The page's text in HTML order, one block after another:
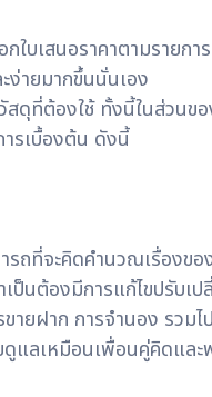
ใบเสนอราคาตามรายกา
ง่ายมากขึ้นนั่นเอง
ดุที่ต้องใช้ ทั้งนี้ในส่วนข
ารเบื้องต้น ดังนี้
รถที่จะคิดคำนวณเรื่องข
ป็นต้องมีการแก้ไขปรับเ
ขายฝาก การจำนอง รวมไ
ดูแลเหมือนเพื่อนคู่คิดแล